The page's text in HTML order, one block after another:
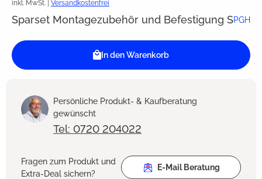
inkl. MwSt. | Versandkostenfrei
Sparset Montagezubehör und Befestigung SPGH
In den Warenkorb
Persönliche Produkt- & Kaufberatung
gewünscht
Tel: 0720 204022
Fragen zum Produkt und
Extra-Deal sichern?
E-Mail Beratung